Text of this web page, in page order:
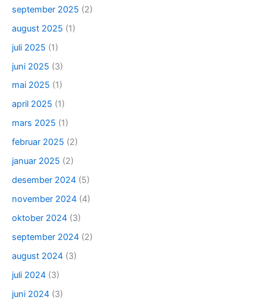
september 2025 (2)
august 2025 (1)
juli 2025 (1)
juni 2025 (3)
mai 2025 (1)
april 2025 (1)
mars 2025 (1)
februar 2025 (2)
januar 2025 (2)
desember 2024 (5)
november 2024 (4)
oktober 2024 (3)
september 2024 (2)
august 2024 (3)
juli 2024 (3)
juni 2024 (3)